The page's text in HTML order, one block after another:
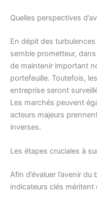
Quelles perspectives
En dépit des turbulences
semble prometteur,
de maintenir important
portefeuille. Toutefois,
entreprise seront
Les marchés peuvent
acteurs majeurs
inverses.
Les étapes cruciales à
Afin d’évaluer l’avenir
indicateurs clés méritent